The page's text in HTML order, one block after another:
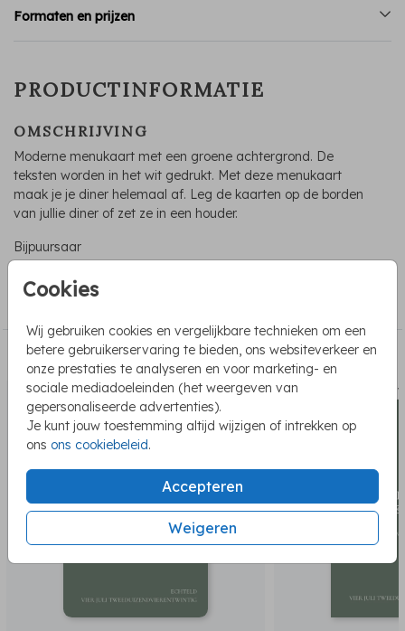
Cookies
Wij gebruiken cookies en vergelijkbare technieken om een
betere gebruikerservaring te bieden, ons websiteverkeer en
onze prestaties te analyseren en voor marketing- en
sociale mediadoeleinden (het weergeven van
gepersonaliseerde advertenties).
Je kunt jouw toestemming altijd wijzigen of intrekken op
ons ons cookiebeleid.
Accepteren
Weigeren
Formaten en prijzen
PRODUCTINFORMATIE
OMSCHRIJVING
Moderne menukaart met een groene achtergrond. De
teksten worden in het wit gedrukt. Met deze menukaart
maak je je diner helemaal af. Leg de kaarten op de borden
van jullie diner of zet ze in een houder.
Bijpuursaar
COLLECTIE
PASSEND BIJ DE KAART
save the date